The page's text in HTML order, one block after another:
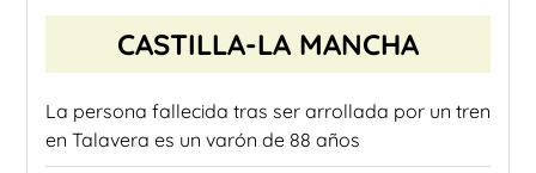
CASTILLA-LA MANCHA
La persona fallecida tras ser arrollada por un tren
en Talavera es un varón de 88 años